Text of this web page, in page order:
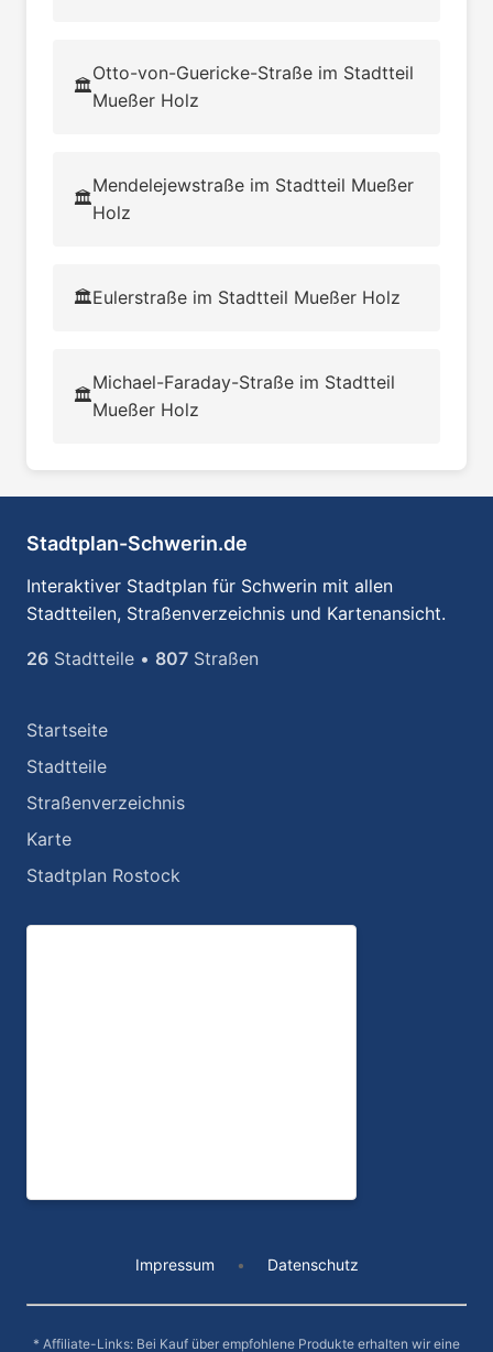
🏛️
Otto-von-Guericke-Straße im Stadtteil
Mueßer Holz
🏛️
Mendelejewstraße im Stadtteil Mueßer
Holz
🏛️Eulerstraße im Stadtteil Mueßer Holz
🏛️
Michael-Faraday-Straße im Stadtteil
Mueßer Holz
Stadtplan-Schwerin.de
Interaktiver Stadtplan für Schwerin mit allen
Stadtteilen, Straßenverzeichnis und Kartenansicht.
26 Stadtteile • 807 Straßen
Startseite
Stadtteile
Straßenverzeichnis
Karte
Stadtplan Rostock
Impressum • Datenschutz
* Affiliate-Links: Bei Kauf über empfohlene Produkte erhalten wir eine